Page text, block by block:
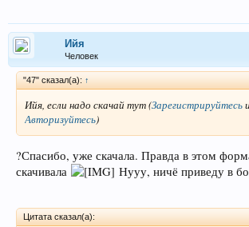
Ийя
Человек
"47" сказал(а): ↑
Ийя, если надо скачай тут(Зарегистрируйтесь
Авторизуйтесь)
?Спасибо, уже скачала. Правда в этом
скачивала
Нууу, ничё приведу в
Цитата сказал(а):